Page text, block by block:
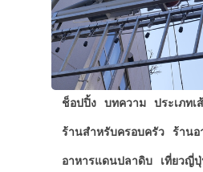
ช็อปปิ้ง บทความ ประเภทเ
ร้านสำหรับครอบครัว ร้านอ
อาหารแดนปลาดิบ เที่ยวญี่